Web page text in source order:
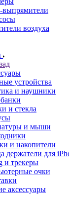
воздуха
устройства
и наушники
и стекла
и мыши
и накопители
держатели для
и трекеры
очки
аксессуары